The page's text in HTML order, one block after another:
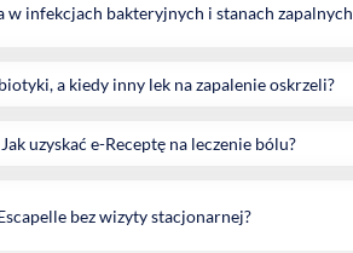
w infekcjach bakteryjnych i stanach zapalnych
a kiedy inny lek na zapalenie oskrzeli?
uzyskać e-Receptę na leczenie bólu?
bez wizyty stacjonarnej?